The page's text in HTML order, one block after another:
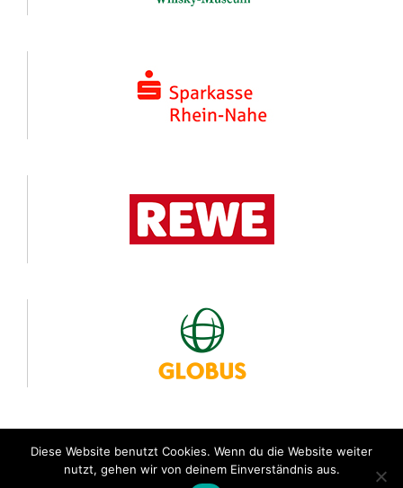
© 24 Stunden von Rheinland-Pfalz
Diese Website benutzt Cookies. Wenn du die Website weiter
nutzt, gehen wir von deinem Einverständnis aus.